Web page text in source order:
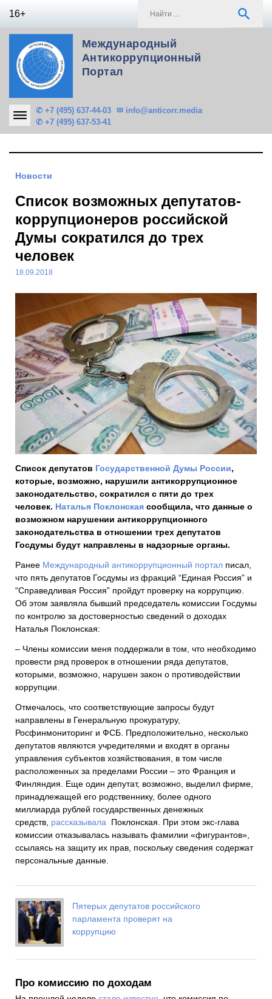
16+ search
Международный
Антикоррупционный
Портал
✆ +7 (495) 637-44-03
✆ +7 (495) 637-53-41
✉ info@anticorr.media
Новости
Список возможных депутатов-
коррупционеров российской
Думы сократился до трех
человек
18.09.2018
Список депутатов Государственной Думы России,
которые, возможно, нарушили антикоррупционное
законодательство, сократился с пяти до трех
человек. Наталья Поклонская сообщила, что данные о
возможном нарушении антикоррупционного
законодательства в отношении трех депутатов
Госдумы будут направлены в надзорные органы.
Ранее Международный антикоррупционный портал писал,
что пять депутатов Госдумы из фракций “Единая Россия” и
“Справедливая Россия” пройдут проверку на коррупцию.
Об этом заявляла бывший председатель комиссии Госдумы
по контролю за достоверностью сведений о доходах
Наталья Поклонская:
– Члены комиссии меня поддержали в том, что необходимо
провести ряд проверок в отношении ряда депутатов,
которыми, возможно, нарушен закон о противодействии
коррупции.
Отмечалось, что соответствующие запросы будут
направлены в Генеральную прокуратуру,
Росфинмониторинг и ФСБ. Предположительно, несколько
депутатов являются учредителями и входят в органы
управления субъектов хозяйствования, в том числе
расположенных за пределами России – это Франция и
Финляндия. Еще один депутат, возможно, выделил фирме,
принадлежащей его родственнику, более одного
миллиарда рублей государственных денежных
средств, рассказывала Поклонская. При этом экс-глава
комиссии отказывалась называть фамилии «фигурантов»,
ссылаясь на защиту их прав, поскольку сведения содержат
персональные данные.
Пятерых депутатов российского
парламента проверят на
коррупцию
Про комиссию по доходам